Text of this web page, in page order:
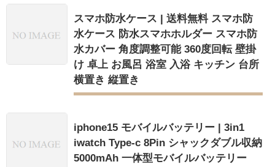
スマホ防水ケース | 送料無料 スマホ防
水ケース 防水スマホホルダー スマホ防
水カバー 角度調整可能 360度回転 壁掛
け 卓上 お風呂 浴室 入浴 キッチン 台所
横置き 縦置き
iphone15 モバイルバッテリー | 3in1
iwatch Type-c 8Pin シャックダブル収納
5000mAh 一体型モバイルバッテリー